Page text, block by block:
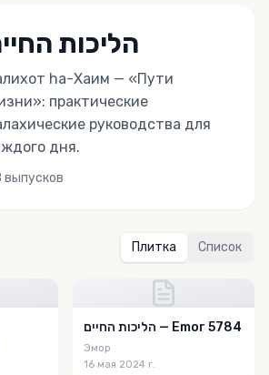
הליכות
hа-Хаим — «Пути
практические
руководства для
дня.
выпусков
Плитка Список
הליכות החיים — Emor 5784
Эмор
16 мая 2024 г.